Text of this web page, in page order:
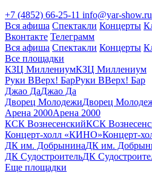
+7 (4852) 66-25-11 info@yar-show.ru
Вся афиша Спектакли Концерты
Вконтакте Телеграмм
Вся афиша Спектакли Концерты
Все площадки
КЗЦ МиллениумКЗЦ Миллениум
Руки ВВерх! БарРуки ВВерх! Бар
Джао ДаДжао Да
Дворец МолодежиДворец
Арена 2000Арена 2000
КСК ВознесенскийКСК
Концерт-холл «КИНО»Концерт-
ДК им. ДобрынинаДК им.
ДК СудостроительДК
Еще площадки